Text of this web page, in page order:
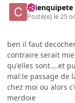
chienquipete
Posté(e) le 25
ben il faut
contraire serait
qu'elles sont....et
mal:le passage de
chez moi ou alors
merdoie